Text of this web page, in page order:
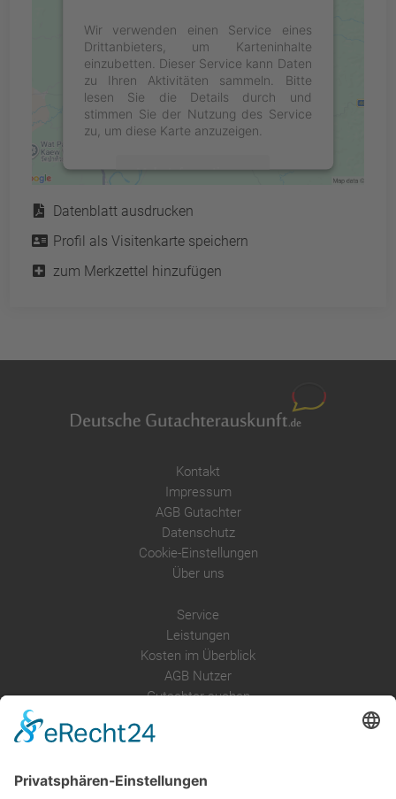
Wir verwenden einen Service eines
Drittanbieters, um Karteninhalte
einzubetten. Dieser Service kann Daten
zu Ihren Aktivitäten sammeln. Bitte
lesen Sie die Details durch und
stimmen Sie der Nutzung des Service
zu, um diese Karte anzuzeigen.
Mehr Informationen
Akzeptieren
powered by Usercentrics Consent
Management Platform
Service
Datenblatt ausdrucken
Profil als Visitenkarte speichern
zum Merkzettel hinzufügen
Kontakt
Impressum
AGB Gutachter
Datenschutz
Cookie-Einstellungen
Über uns
Service
Leistungen
Kosten im Überblick
AGB Nutzer
Gutachter suchen
Anfrage